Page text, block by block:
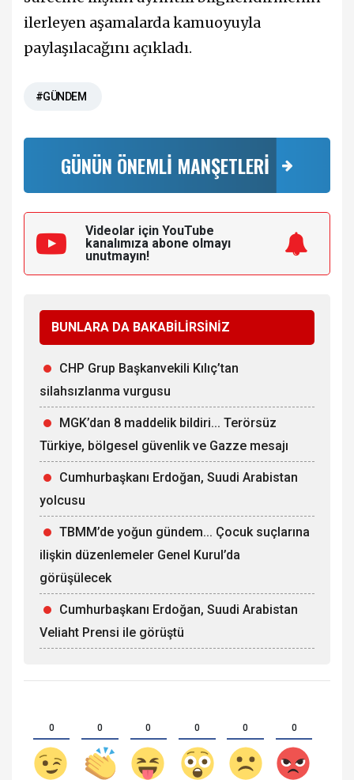
ilerleyen aşamalarda kamuoyuyla
paylaşılacağını açıkladı.
#GÜNDEM
GÜNÜN ÖNEMLİ MANŞETLERİ
Videolar için YouTube
kanalımıza abone olmayı
unutmayın!
BUNLARA DA BAKABİLİRSİNİZ
CHP Grup Başkanvekili Kılıç’tan
silahsızlanma vurgusu
MGK’dan 8 maddelik bildiri... Terörsüz
Türkiye, bölgesel güvenlik ve Gazze mesajı
Cumhurbaşkanı Erdoğan, Suudi Arabistan
yolcusu
TBMM’de yoğun gündem... Çocuk suçlarına
ilişkin düzenlemeler Genel Kurul’da
görüşülecek
Cumhurbaşkanı Erdoğan, Suudi Arabistan
Veliaht Prensi ile görüştü
0 0 0 0 0 0